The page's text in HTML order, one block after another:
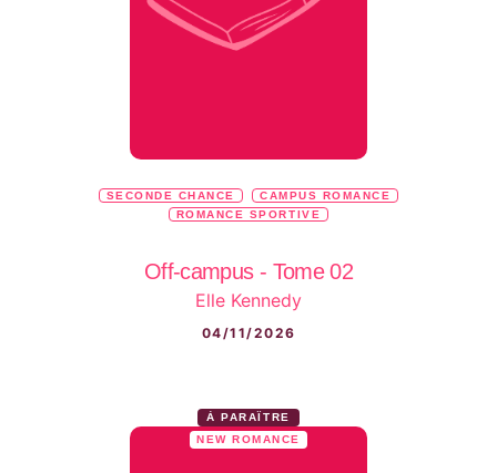
SECONDE CHANCE
CAMPUS ROMANCE
ROMANCE SPORTIVE
Off-campus - Tome 02
Elle Kennedy
04/11/2026
À PARAÎTRE
NEW ROMANCE